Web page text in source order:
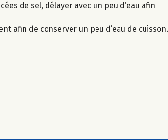
de sel, délayer avec un peu d’eau afin
afin de conserver un peu d’eau de cuisson.